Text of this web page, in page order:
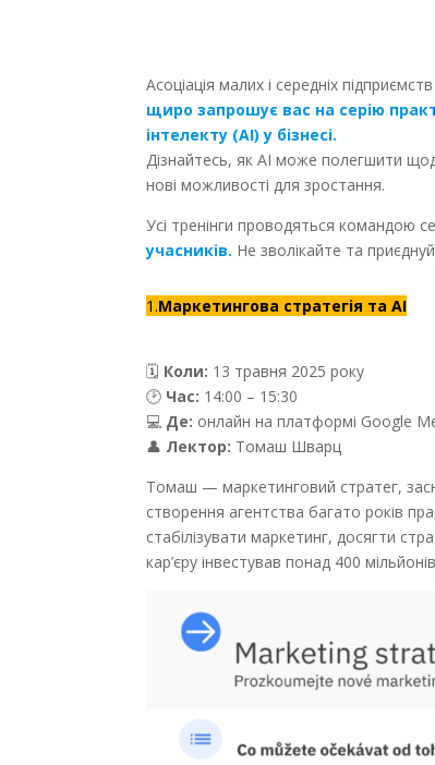
Асоціація малих і середніх
щиро запрошує вас на серію
інтелекту (AI) у бізнесі.
Дізнайтесь, як AI може полегшити
нові можливості для зростання.
Усі тренінги проводяться командою
учасників. Не зволікайте та
1.Маркетингова стратегія та AI
🗓 Коли: 13 травня 2025 року
🕑 Час: 14:00 – 15:30
💻 Де: онлайн на платформі Google
👤 Лектор: Томаш Шварц
Томаш — маркетинговий стратег,
створення агентства багато років
стабілізувати маркетинг, досягти
кар’єру інвестував понад 400